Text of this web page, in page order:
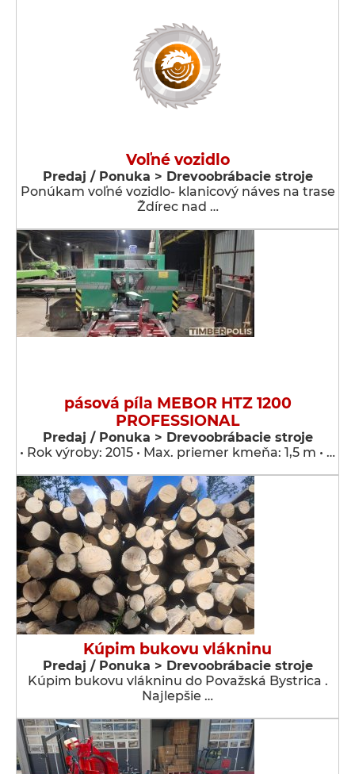
Voľné vozidlo
Predaj / Ponuka > Drevoobrábacie stroje
Ponúkam voľné vozidlo- klanicový náves na trase
Ždírec nad …
pásová píla MEBOR HTZ 1200
PROFESSIONAL
Predaj / Ponuka > Drevoobrábacie stroje
• Rok výroby: 2015 • Max. priemer kmeňa: 1,5 m • …
Kúpim bukovu vlákninu
Predaj / Ponuka > Drevoobrábacie stroje
Kúpim bukovu vlákninu do Považská Bystrica .
Najlepšie …